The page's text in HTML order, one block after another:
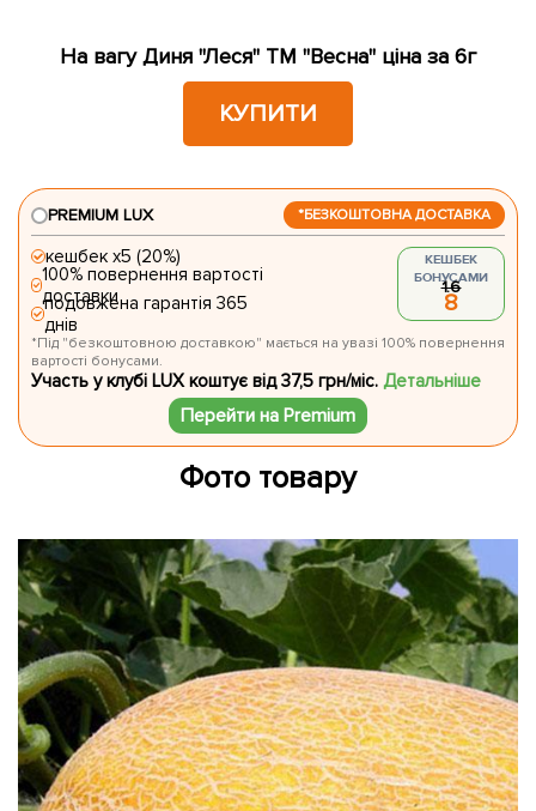
На вагу Диня "Леся" ТМ "Весна" ціна за 6г
КУПИТИ
*БЕЗКОШТОВНА ДОСТАВКА
PREMIUM LUX
кешбек х5 (20%)
100% повернення вартості
доставки
подовжена гарантія 365
днів
КЕШБЕК
БОНУСАМИ
1.6
8
*Під "безкоштовною доставкою" мається на увазі 100% повернення
вартості бонусами.
Участь у клубі LUX коштує від 37,5 грн/міс.Детальніше
Перейти на Premium
Фото товару